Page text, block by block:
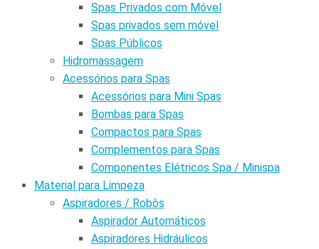
Spas Privados com Móvel
Spas privados sem móvel
Spas Públicos
Hidromassagem
Acessórios para Spas
Acessórios para Mini Spas
Bombas para Spas
Compactos para Spas
Complementos para Spas
Componentes Elétricos Spa / Minispa
Material para Limpeza
Aspiradores / Robôs
Aspirador Automáticos
Aspiradores Hidráulicos